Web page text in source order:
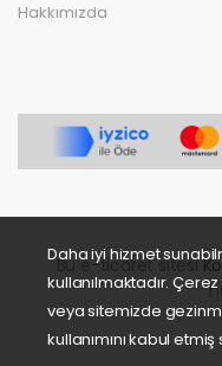
Hakkımızda
Bu e-ticaret sitesi
Daha iyi hizmet
kullanılmaktadır.
veya sitemizde
kullanımını kabul etmiş